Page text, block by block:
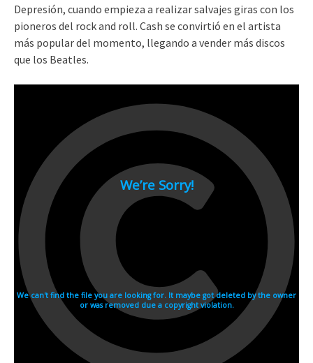
Depresión, cuando empieza a realizar salvajes giras con los
pioneros del rock and roll. Cash se convirtió en el artista
más popular del momento, llegando a vender más discos
que los Beatles.